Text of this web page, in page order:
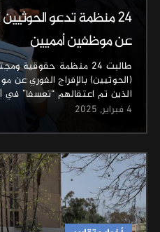
24 منظمة تدعو
عن موظفين أمميين
طالبت 24 منظمة حقوقية
(الحوثيين) بالإفراج الفوري عن
الذين تم اعتقالهم “تعسفا” في
4 فبراير, 2025